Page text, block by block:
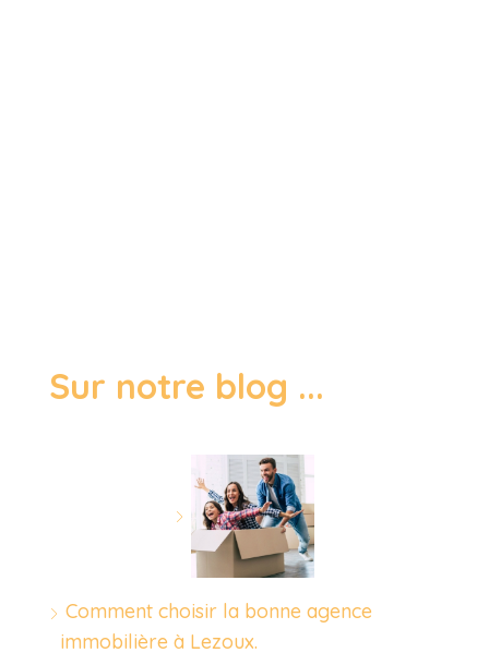
Sur notre blog ...
Comment choisir la bonne agence
immobilière à Lezoux.